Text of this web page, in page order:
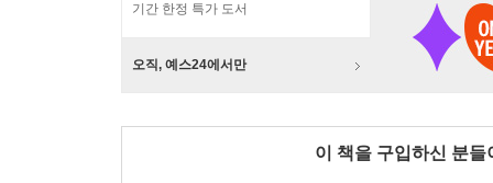
기간 한정 특가 도서
오직, 예스24에서만
이 책을 구입하신 분